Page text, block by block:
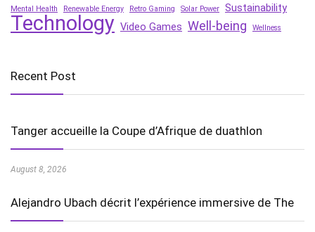
Mental Health
Renewable Energy Retro Gaming Solar Power Sustainability
Technology Video Games Well-being Wellness
Recent Post
Tanger accueille la Coupe d’Afrique de duathlon
August 8, 2026
Alejandro Ubach décrit l’expérience immersive de The